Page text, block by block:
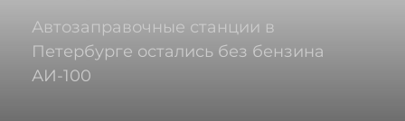
Автозаправочные станции в
Петербурге остались без бензина
АИ-100